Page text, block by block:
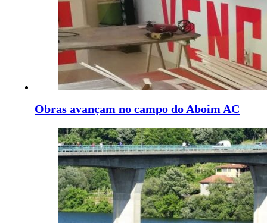
Obras avançam no campo do Aboim AC